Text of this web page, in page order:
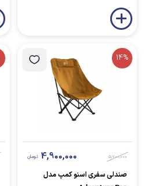
14%
5,700,000
4,900,000 تومان
صندلی سفری اسنو کمپ مدل